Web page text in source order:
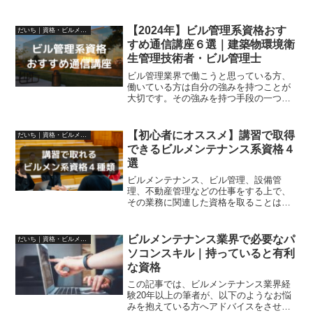
や努力次第で格差が広がっていくのが資
本主義社会。この格差をでき...
だいち｜資格・ビルメン・不動産
【2024年】ビル管理系資格おす
すめ通信講座６選｜建築物環境衛
生管理技術者・ビル管理士
ビル管理業界で働こうと思っている方、
働いている方は自分の強みを持つことが
大切です。その強みを持つ手段の一つと
の転職を考えている 現在、ビルメンテナ
ンス業に勤めていて、...
【初心者にオススメ】講習で取得
できるビルメンテナンス系資格４
選
ビルメンテナンス、ビル管理、設備管
理、不動産管理などの仕事をする上で、
その業務に関連した資格を取ることは、
悩みはありませんでしょうか。 資格を取
得するために勉強するのが...
ビルメンテナンス業界で必要なパ
ソコンスキル｜持っていると有利
な資格
この記事では、ビルメンテナンス業界経
験20年以上の筆者が、以下のようなお悩
みを抱えている方へアドバイスをさせて